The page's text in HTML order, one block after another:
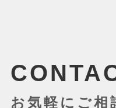
お気軽にご相